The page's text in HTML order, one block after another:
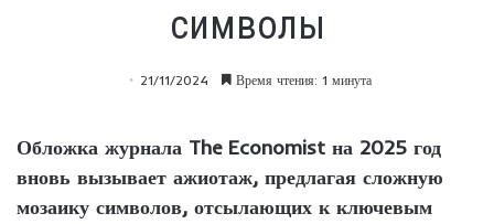
символы
21/11/2024 Время чтения: 1 минута
Обложка журнала The Economist на 2025 год
вновь вызывает ажиотаж, предлагая сложную
мозаику символов, отсылающих к ключевым